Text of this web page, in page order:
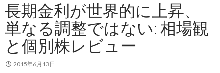
長期金利が世界的に上昇、
単なる調整ではない: 相場観
と個別株レビュー
2015年6月13日